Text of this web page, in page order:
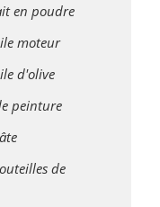
en poudre
moteur
d'olive
peinture
de